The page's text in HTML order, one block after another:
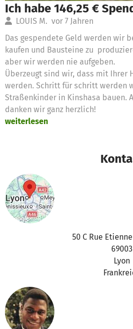
Ich habe 146,25 €
LOUIS M. vor 7 Jahren
Das gespendete Geld werden wir
kaufen und Bausteine zu
aber wir werden nie aufgeben.
Überzeugt sind wir, dass mit Ihrer
werden. Schritt für schritt werden
Straßenkinder in Kinshasa bauen.
danken wir ganz herzlich!
weiterlesen
50 C Rue
69003
Lyon